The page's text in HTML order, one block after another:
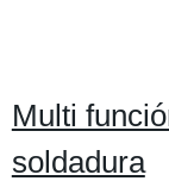
Multi
soldadura